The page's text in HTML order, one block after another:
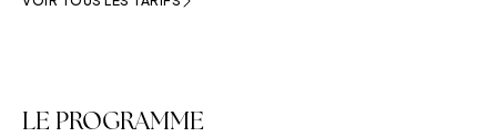
LE PROGRAMME